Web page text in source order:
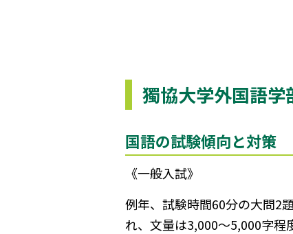
獨協大学外国語
国語の試験傾向と対策
《一般入試》
例年、試験時間60分の大問2
れ、文量は3,000～5,000字程